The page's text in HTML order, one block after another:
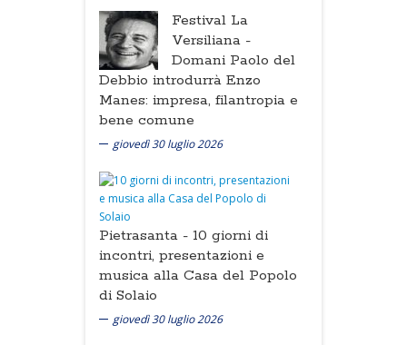
Festival La
Versiliana -
Domani Paolo del
Debbio introdurrà Enzo
Manes: impresa, filantropia e
bene comune
giovedì 30 luglio 2026
Pietrasanta - 10 giorni di
incontri, presentazioni e
musica alla Casa del Popolo
di Solaio
giovedì 30 luglio 2026